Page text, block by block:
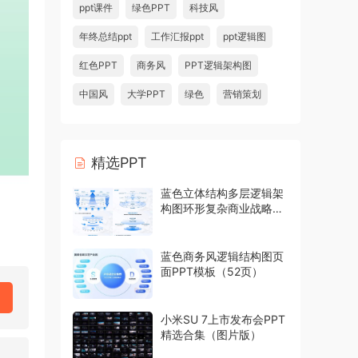
ppt课件 绿色PPT 科技风
年终总结ppt 工作汇报ppt ppt逻辑图
红色PPT 商务风 PPT逻辑架构图
中国风 大学PPT 绿色 营销策划
精选PPT
蓝色立体结构多层逻辑架
构图环形复杂商业战略模
蓝色商务风逻辑结构图页
面PPT模板（52页）
小米SU 7上市发布会PPT
精选合集（图片版）